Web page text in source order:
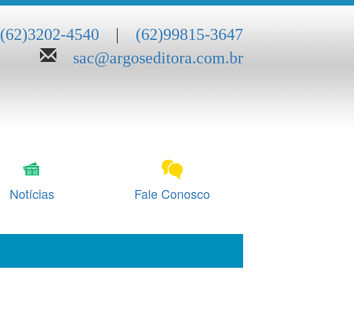
(62)3202-4540 | (62)99815-3647
sac@argoseditora.com.br
Notícias Fale Conosco